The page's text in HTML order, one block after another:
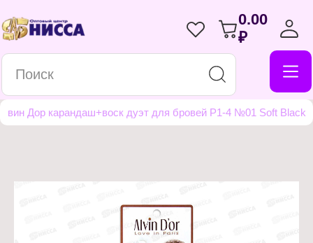
0.00
₽
Дор карандаш+воск дуэт для бровей Р1-4 №01 Soft Black